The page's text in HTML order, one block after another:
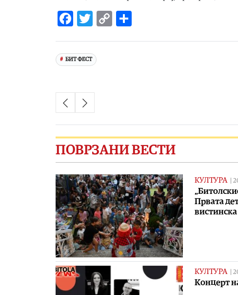
Facebook
Twitter
Copy
БИТ ФЕСТ
ПОВРЗАНИ ВЕСТИ
КУЛТУРА |
Првата
вистинска
КУЛТУРА |
Концерт